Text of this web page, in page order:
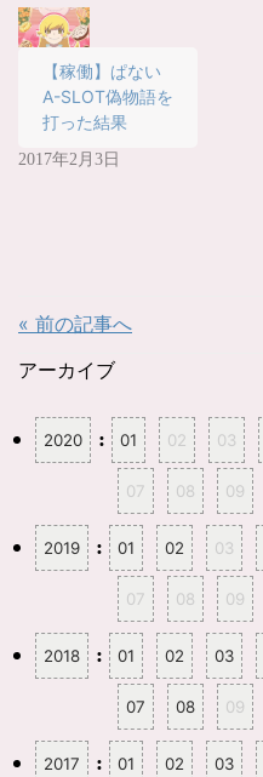
す
)
【稼働】ぱない
A-SLOT偽物語を
打った結果
2017年2月3日
« 前の記事へ
アーカイブ
2020 : 01 02 03
07 08 09
2019 : 01 02 03
07 08 09
2018 : 01 02 03
07 08 09
2017 : 01 02 03